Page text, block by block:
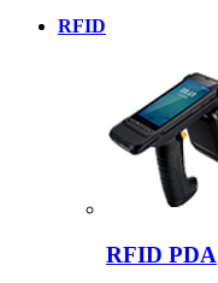
RFID
RFID PDA